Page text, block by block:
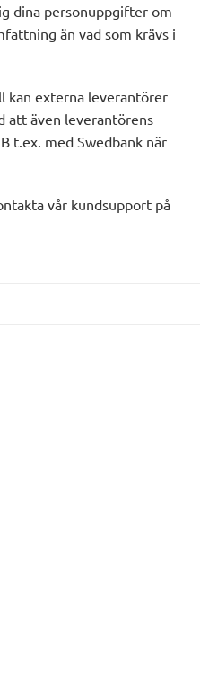
dina personuppgifter om
än vad som krävs i
kan externa leverantörer
att även leverantörens
t.ex. med Swedbank när
vår kundsupport på